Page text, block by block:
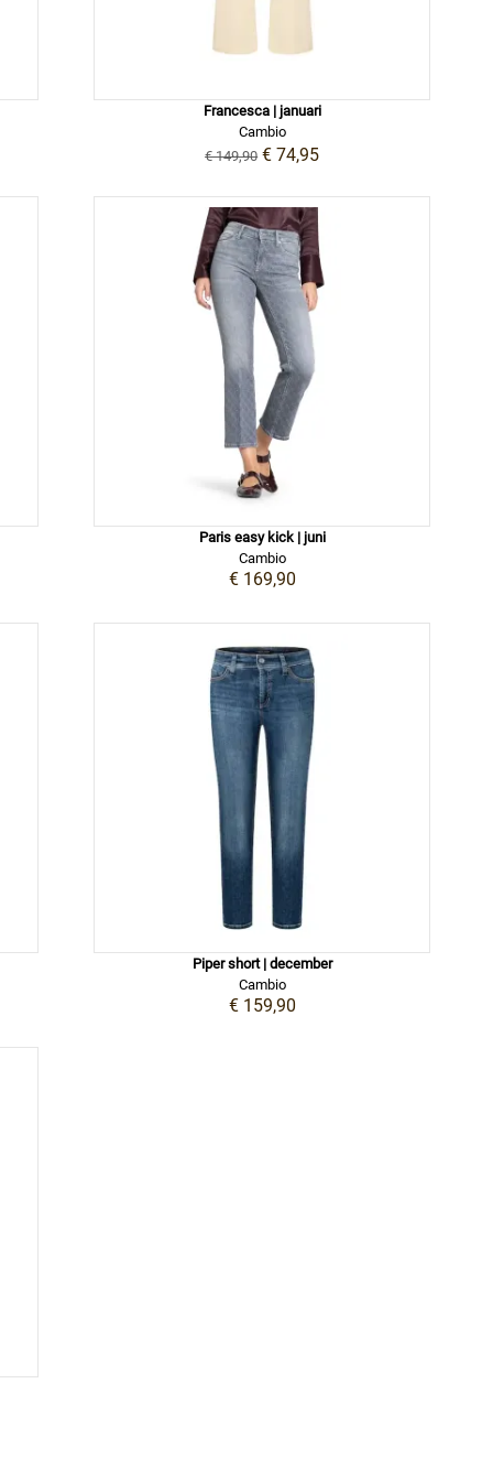
Francesca | januari
Cambio
€ 149,90 € 74,95
Paris easy kick | juni
Cambio
€ 169,90
Piper short | december
Cambio
€ 159,90